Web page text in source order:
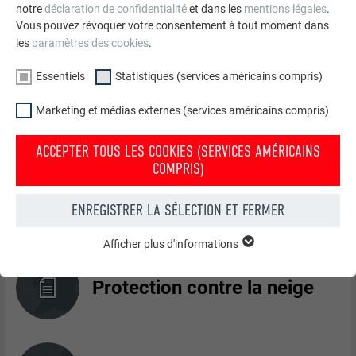
Recommandation pour
l’égout
Recommandation pour le
Recommandation pour la
noue
Protection contre la neige
notredéclaration de confidentialitéet dans les mentions légales.
Vous pouvez révoquer votre consentement à tout moment dans
les paramètres des cookies.
Essentiels Statistiques (services américains compris)
Marketing et médias externes (services américains compris)
ACCEPTER TOUS LES COOKIES (SERVICES AMÉRICAINS
COMPRIS)
ENREGISTRER LA SÉLECTION ET FERMER
fonctions de base du site Internet. Ils garantissent que le site
Internet fonctionne correctement.
Afficher plus d'informations